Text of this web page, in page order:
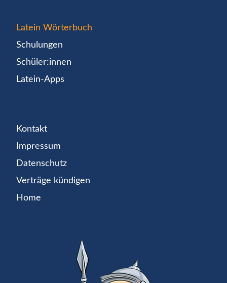
Latein Wörterbuch
Schulungen
Schüler:innen
Latein-Apps
Kontakt
Impressum
Datenschutz
Verträge kündigen
Home